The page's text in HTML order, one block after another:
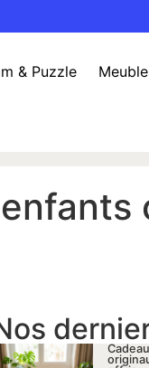
& Puzzle